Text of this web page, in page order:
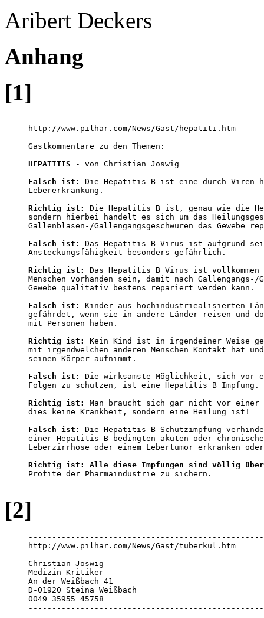
Aribert Deckers
Anhang
[1]
http://www.pilhar.com/News/Gast/hepatiti.htm
Gastkommentare zu den Themen:
HEPATITIS - von Christian Joswig
Falsch ist:
Die Hepatitis B ist eine durch Viren
Lebererkrankung.
Richtig ist:
Die Hepatitis B ist, genau wie die
sondern hierbei handelt es sich um das
Gallenblasen-/Gallengangsgeschwüren das
Falsch ist:
Das Hepatitis B Virus ist aufgrund
Ansteckungsfähigkeit besonders gefährlich.
Richtig ist:
Das Hepatitis B Virus ist
Menschen vorhanden sein, damit nach Gallengangs-/
Gewebe qualitativ bestens repariert werden kann.
Falsch ist:
Kinder aus hochindustriealisierten
gefährdet, wenn sie in andere Länder reisen und
mit Personen haben.
Richtig ist:
Kein Kind ist in irgendeiner Weise
mit irgendwelchen anderen Menschen Kontakt hat
seinen Körper aufnimmt.
Falsch ist:
Die wirksamste Möglichkeit, sich vor
Folgen zu schützen, ist eine Hepatitis B Impfung.
Richtig ist:
Man braucht sich gar nicht vor
dies keine Krankheit, sondern eine Heilung ist!
Falsch ist:
Die Hepatitis B Schutzimpfung
einer Hepatitis B bedingten akuten oder
Leberzirrhose oder einem Lebertumor erkranken
Richtig ist: Alle diese Impfungen sind völlig
Profite der Pharmaindustrie zu sichern.
[2]
http://www.pilhar.com/News/Gast/tuberkul.htm
Christian Joswig
Medizin-Kritiker
An der Weißbach 41
D-01920 Steina Weißbach
0049 35955 45758